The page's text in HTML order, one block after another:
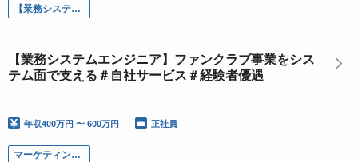
【業務システムエンジニア】ファンクラブ事業をシステム面で支える＃自社サービス＃経験者優遇
【業務システムエンジニア】ファンクラブ事業をシス
テム面で支える＃自社サービス＃経験者優遇
年収400万円 〜 600万円 正社員
マーケティンング